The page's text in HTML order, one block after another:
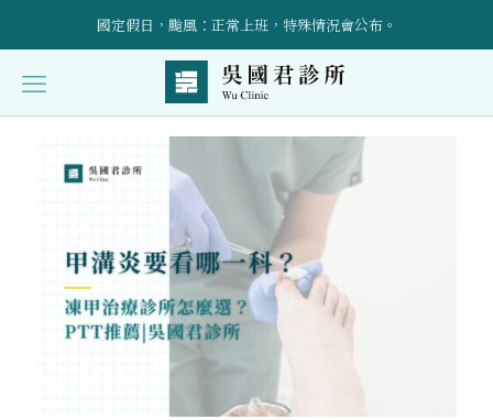
國定假日，颱風：正常上班，特殊情況會公布。
立即預約！請加入官方LINE帳號：@wuclinic 。
引進預防醫學點滴輸液治療、AI骨密設備，詳情請洽櫃檯～
受傷後的康復護理與自我照顧技巧全面指導
Tags Authors